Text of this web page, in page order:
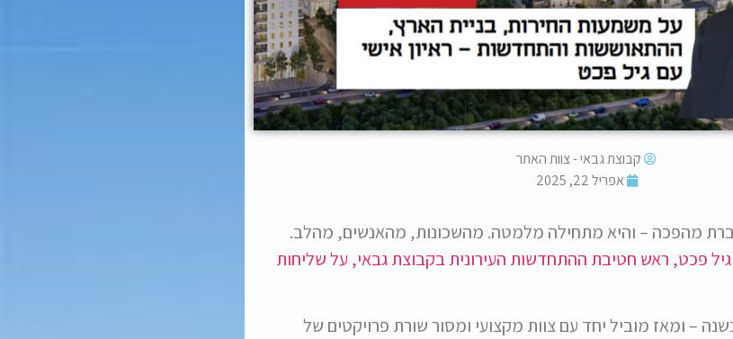
קבוצת גבאי - צוות האתר
אפריל 22, 2025
מהפכה – והיא מתחילה מלמטה. מהשכונות, מהאנשים, מהלב.
פכט, ראש חטיבת ההתחדשות העירונית בקבוצת גבאי, על שליחות
– ומאז מוביל יחד עם צוות מקצועי ומסור שורת פרויקטים של